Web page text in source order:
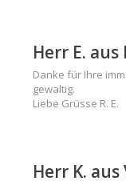
Herr E.
Danke für Ihre
gewaltig.
Liebe Grüsse R. E.
Herr K.